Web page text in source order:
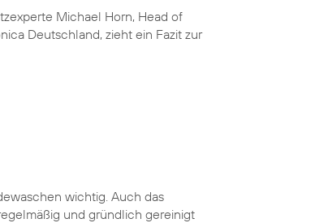
Michael Horn, Head of
Deutschland, zieht ein Fazit zur
wichtig. Auch das
und gründlich gereinigt